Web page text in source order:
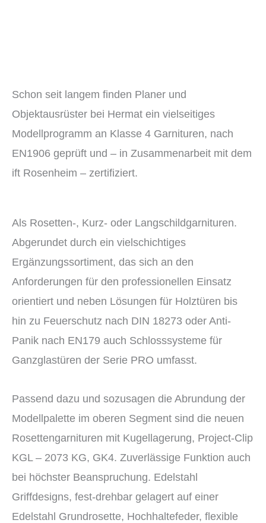
Schon seit langem finden Planer und
Objektausrüster bei Hermat ein vielseitiges
Modellprogramm an Klasse 4 Garnituren, nach
EN1906 geprüft und – in Zusammenarbeit mit dem
ift Rosenheim – zertifiziert.
Als Rosetten-, Kurz- oder Langschildgarnituren.
Abgerundet durch ein vielschichtiges
Ergänzungssortiment, das sich an den
Anforderungen für den professionellen Einsatz
orientiert und neben Lösungen für Holztüren bis
hin zu Feuerschutz nach DIN 18273 oder Anti-
Panik nach EN179 auch Schlosssysteme für
Ganzglastüren der Serie PRO umfasst.
Passend dazu und sozusagen die Abrundung der
Modellpalette im oberen Segment sind die neuen
Rosettengarnituren mit Kugellagerung, Project-Clip
KGL – 2073 KG, GK4. Zuverlässige Funktion auch
bei höchster Beanspruchung. Edelstahl
Griffdesigns, fest-drehbar gelagert auf einer
Edelstahl Grundrosette, Hochhaltefeder, flexible